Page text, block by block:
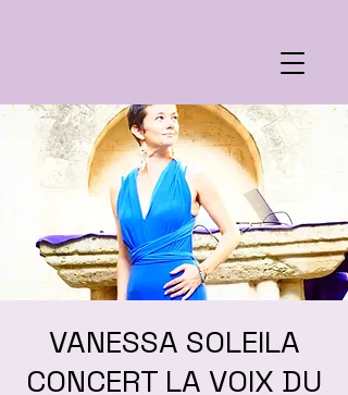
VANESSA SOLEILA
CONCERT LA VOIX DU